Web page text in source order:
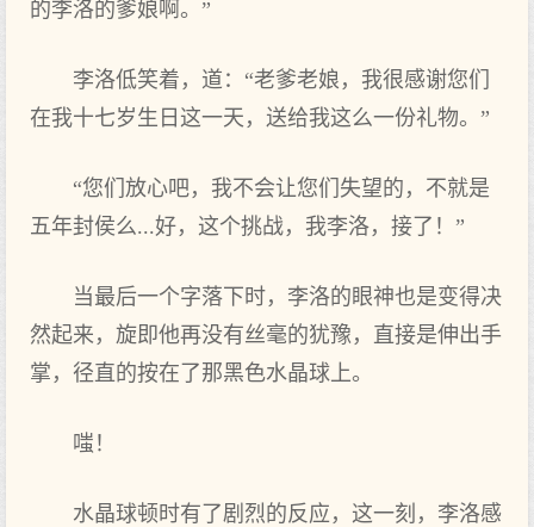
的李洛的爹娘啊。”
李洛低笑着，道：“老爹老娘，我很感谢您们
在我十七岁生日这一天，送给我这么一份礼物。”
“您们放心吧，我不会让您们失望的，不就是
五年封侯么...好，这个挑战，我李洛，接了！”
当最后一个字落下时，李洛的眼神也是变得决
然起来，旋即他再没有丝毫的犹豫，直接是伸出手
掌，径直的按在了那黑色水晶球上。
嗤！
水晶球顿时有了剧烈的反应，这一刻，李洛感